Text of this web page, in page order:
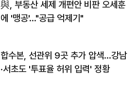
與, 부동산 세제 개편안 비판 오세훈
에 '맹공'…"공급 억제기"
합수본, 선관위 9곳 추가 압색…강남
·서초도 '투표율 허위 입력' 정황